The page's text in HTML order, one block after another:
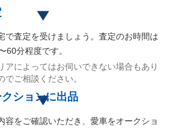
で査定を受けましょう。査定のお時間は
60分程度です。
アによってはお伺いできない場合もあり
でご相談ください。
ションに出品
容をご確認いただき、愛車をオークショ